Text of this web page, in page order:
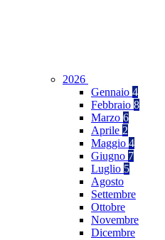
2026
Gennaio 4
Febbraio 8
Marzo 6
Aprile 2
Maggio 4
Giugno 7
Luglio 5
Agosto
Settembre
Ottobre
Novembre
Dicembre